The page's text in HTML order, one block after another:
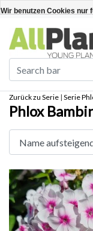
Zurück zu Serie | Serie
Phlox
Wir benutzen Cookies nur